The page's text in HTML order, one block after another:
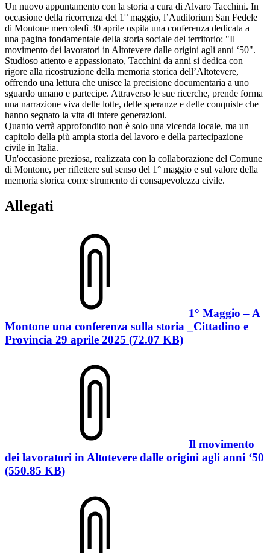
Un nuovo appuntamento con la storia a cura di Alvaro Tacchini. In
occasione della ricorrenza del 1° maggio, l’Auditorium San Fedele
di Montone mercoledì 30 aprile ospita una conferenza dedicata a
una pagina fondamentale della storia sociale del territorio: "Il
movimento dei lavoratori in Altotevere dalle origini agli anni ‘50".
Studioso attento e appassionato, Tacchini da anni si dedica con
rigore alla ricostruzione della memoria storica dell’Altotevere,
offrendo una lettura che unisce la precisione documentaria a uno
sguardo umano e partecipe. Attraverso le sue ricerche, prende forma
una narrazione viva delle lotte, delle speranze e delle conquiste che
hanno segnato la vita di intere generazioni.
Quanto verrà approfondito non è solo una vicenda locale, ma un
capitolo della più ampia storia del lavoro e della partecipazione
civile in Italia.
Un'occasione preziosa, realizzata con la collaborazione del Comune
di Montone, per riflettere sul senso del 1° maggio e sul valore della
memoria storica come strumento di consapevolezza civile.
Allegati
1° Maggio – A
Montone una conferenza sulla storia _Cittadino e
Provincia 29 aprile 2025 (72.07 KB)
Il movimento
dei lavoratori in Altotevere dalle origini agli anni ‘50
(550.85 KB)